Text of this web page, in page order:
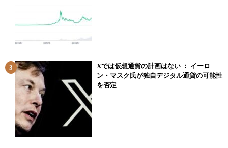
Xでは仮想通貨の計画はない ： イーロ
ン・マスク氏が独自デジタル通貨の可能性
を否定